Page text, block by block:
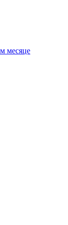
месяце